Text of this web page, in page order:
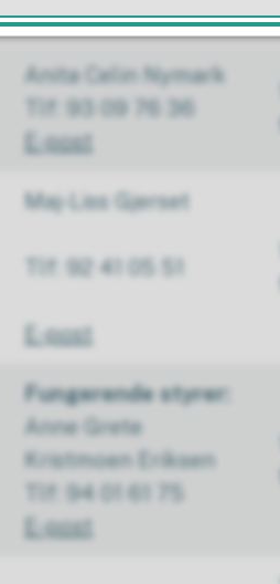
E-post
Anita Celin Nymark
Tlf: 93 09 76 36
E-post
Maj-Liss Gjerset
Tlf: 92 41 05 51
E-post
Fungerende styrer:
Anne Grete
Kristmoen Eriksen
Tlf: 94 01 61 75
E-post